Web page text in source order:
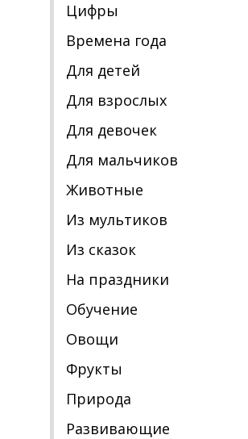
Цифры
Времена года
Для детей
Для взрослых
Для девочек
Для мальчиков
Животные
Из мультиков
Из сказок
На праздники
Обучение
Овощи
Фрукты
Природа
Развивающие